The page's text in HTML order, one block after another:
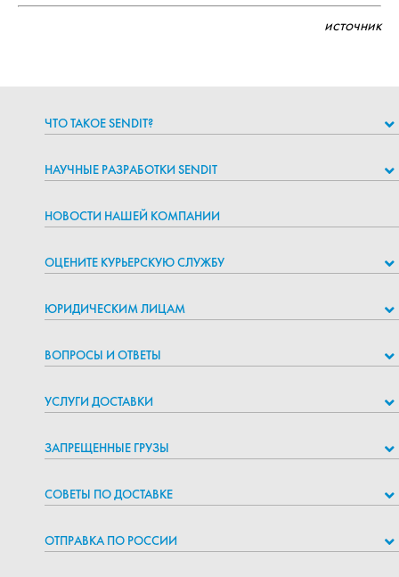
ЧТО ТАКОЕ SENDIT?
НАУЧНЫЕ РАЗРАБОТКИ SENDIT
НОВОСТИ НАШЕЙ КОМПАНИИ
ОЦЕНИТЕ КУРЬЕРСКУЮ СЛУЖБУ
ЮРИДИЧЕСКИМ ЛИЦАМ
ВОПРОСЫ И ОТВЕТЫ
УСЛУГИ ДОСТАВКИ
ЗАПРЕЩЕННЫЕ ГРУЗЫ
СОВЕТЫ ПО ДОСТАВКЕ
ОТПРАВКА ПО РОССИИ
источник